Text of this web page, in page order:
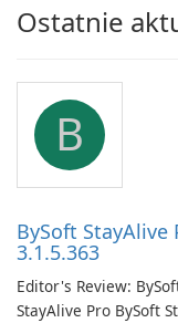
Ostatnie
B
BySoft StayAlive
3.1.5.363
Editor's Review:
StayAlive Pro BySoft StayAlive